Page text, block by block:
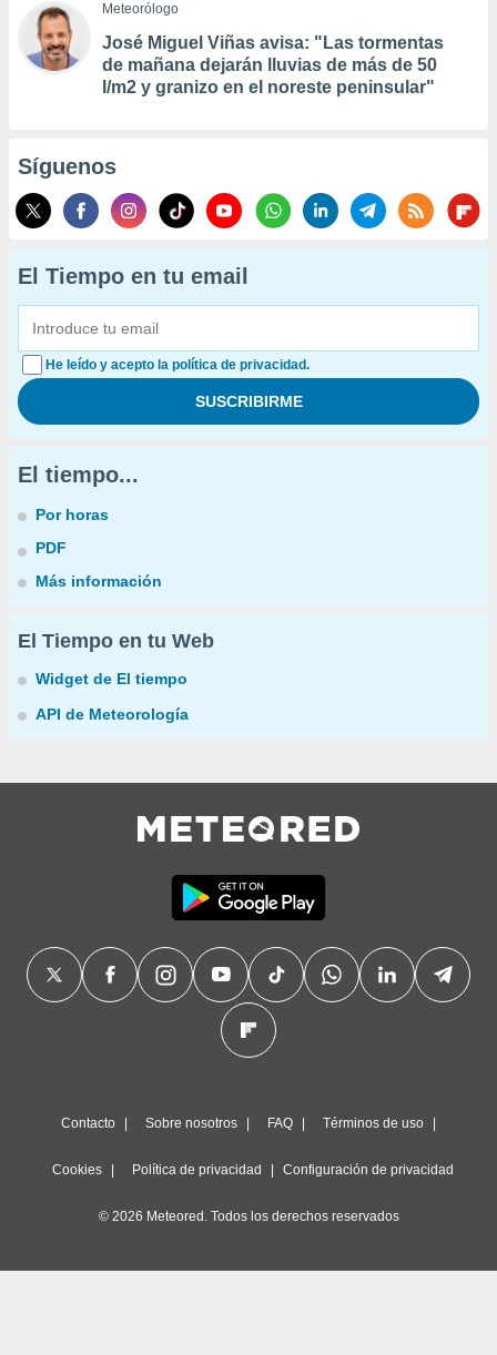
Meteorólogo
José Miguel Viñas avisa: "Las tormentas
de mañana dejarán lluvias de más de 50
l/m2 y granizo en el noreste peninsular"
Síguenos
El Tiempo en tu email
He leído y acepto la política de privacidad.
El tiempo...
Por horas
PDF
Más información
El Tiempo en tu Web
Widget de El tiempo
API de Meteorología
Contacto Sobre nosotros FAQ Términos de uso
Cookies Política de privacidad Configuración de privacidad
© 2026 Meteored. Todos los derechos reservados